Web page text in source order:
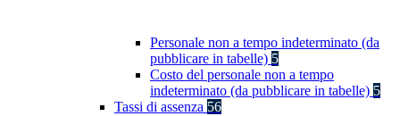
Personale non a tempo indeterminato (da
pubblicare in tabelle) 5
Costo del personale non a tempo
indeterminato (da pubblicare in tabelle) 5
Tassi di assenza 56